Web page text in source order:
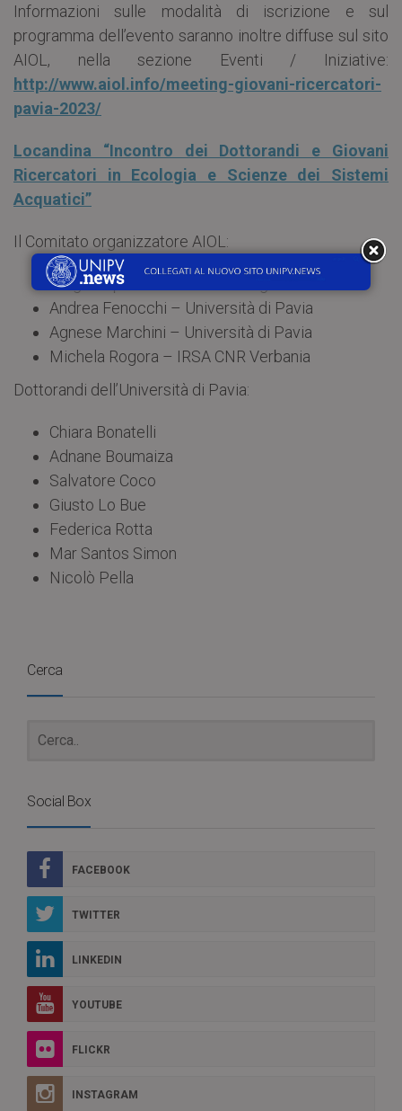
Informazioni sulle modalità di iscrizione e sul
programma dell’evento saranno inoltre diffuse sul sito
AIOL, nella sezione Eventi / Iniziative:
http://www.aiol.info/meeting-giovani-ricercatori-
pavia-2023/
Locandina “Incontro dei Dottorandi e Giovani
Ricercatori in Ecologia e Scienze dei Sistemi
Acquatici”
Il Comitato organizzatore AIOL:
Diego Copetti – IRSA CNR Brugherio
Andrea Fenocchi – Università di Pavia
Agnese Marchini – Università di Pavia
Michela Rogora – IRSA CNR Verbania
Dottorandi dell’Università di Pavia:
Chiara Bonatelli
Adnane Boumaiza
Salvatore Coco
Giusto Lo Bue
Federica Rotta
Mar Santos Simon
Nicolò Pella
Cerca
Social Box
FACEBOOK
TWITTER
LINKEDIN
YOUTUBE
FLICKR
INSTAGRAM